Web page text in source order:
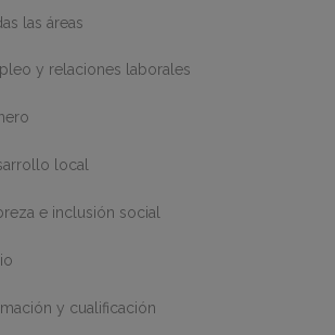
las áreas
y relaciones laborales
local
e inclusión social
y cualificación